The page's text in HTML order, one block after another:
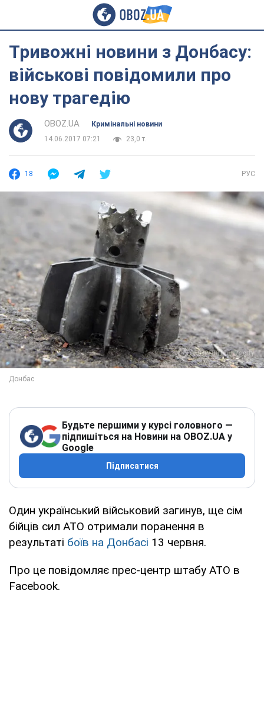
Тривожні новини з Донбасу:
військові повідомили про
нову трагедію
OBOZ.UA
Кримінальні новини
14.06.2017 07:21
23,0 т.
18 РУС
Будьте першими у курсі головного —
підпишіться на Новини на OBOZ.UA у
Google
Підписатися
Один український військовий загинув, ще сім
бійців сил АТО отримали поранення в
результаті боїв на Донбасі 13 червня.
Про це повідомляє прес-центр штабу АТО в
Facebook.